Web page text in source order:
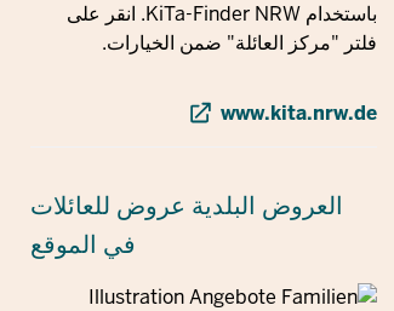
باستخدام KiTa-Finder NRW. انقر على
فلتر "مركز العائلة" ضمن الخيارات.
www.kita.nrw.de
العروض البلدية عروض للعائلات
في الموقع